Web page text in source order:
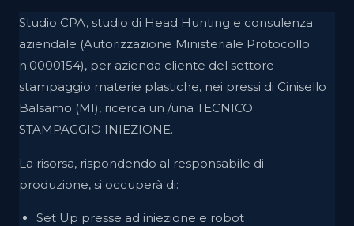
Studio CPA, studio di Head Hunting e consulenza
aziendale (Autorizzazione Ministeriale Protocollo
n.0000154), per azienda cliente del settore
stampaggio materie plastiche, nei pressi di Cinisello
Balsamo (MI), ricerca un /una TECNICO
STAMPAGGIO INIEZIONE.
La risorsa, rispondendo al responsabile di
produzione, si occuperà di:
Set Up presse ad iniezione e robot